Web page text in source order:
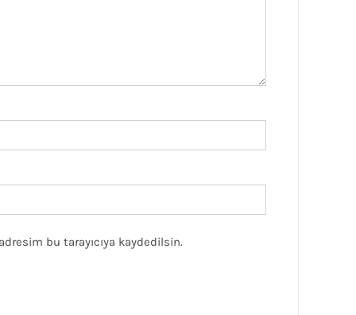
bu tarayıcıya kaydedilsin.